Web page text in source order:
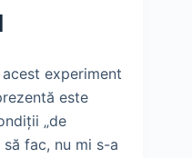
experiment
este
„de
fac, nu mi s-a